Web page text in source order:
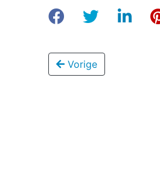
FacebookTwitter
Vorige